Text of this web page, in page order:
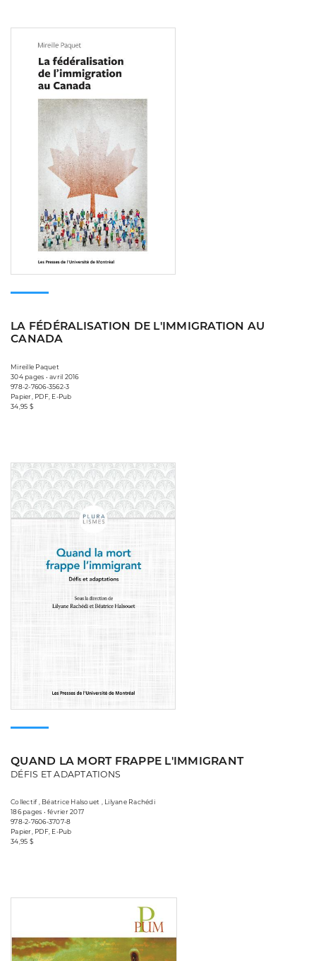
LA FÉDÉRALISATION DE L'IMMIGRATION AU
CANADA
Mireille Paquet
304 pages • avril 2016
978-2-7606-3562-3
Papier, PDF, E-Pub
34,95 $
QUAND LA MORT FRAPPE L'IMMIGRANT
DÉFIS ET ADAPTATIONS
Collectif , Béatrice Halsouet , Lilyane Rachédi
186 pages • février 2017
978-2-7606-3707-8
Papier, PDF, E-Pub
34,95 $